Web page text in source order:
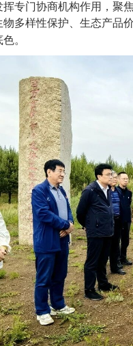
专门协商机构作用，聚
物多样性保护、生态产品
。